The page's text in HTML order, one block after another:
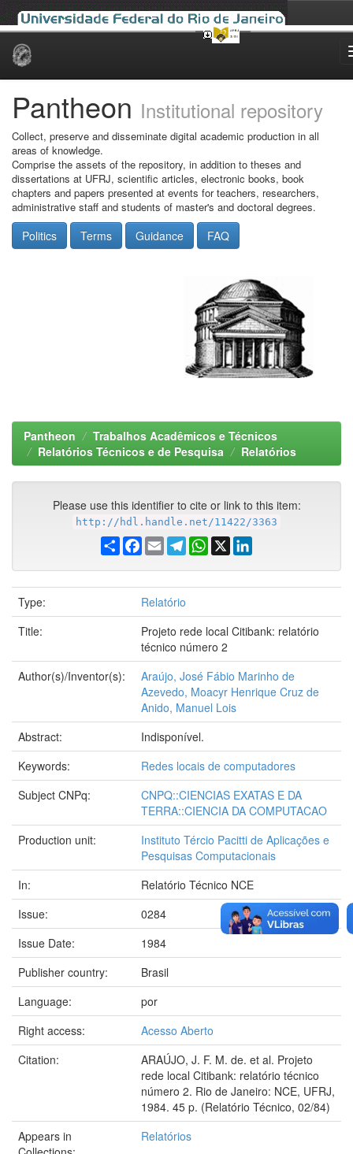
Skip
Pantheon Institutional repository
Collect, preserve and disseminate digital academic production in all
areas of knowledge.
Comprise the assets of the repository, in addition to theses and
dissertations at UFRJ, scientific articles, electronic books, book
chapters and papers presented at events for teachers, researchers,
administrative staff and students of master's and doctoral degrees.
Politics Terms Guidance FAQ
Pantheon
Trabalhos Acadêmicos e Técnicos
Relatórios Técnicos e de Pesquisa
Relatórios
Please use this identifier to cite or link to this item:
http://hdl.handle.net/11422/3363
ShareFacebook
EmailTelegramWhatsApp
X
Type:
Relatório
Title:
Projeto rede local Citibank: relatório
técnico número 2
Author(s)/Inventor(s):
Araújo, José Fábio Marinho de
Azevedo, Moacyr Henrique Cruz de
Anido, Manuel Lois
Abstract:
Indisponível.
Keywords:
Redes locais de computadores
Subject CNPq:
CNPQ::CIENCIAS EXATAS E DA
TERRA::CIENCIA DA COMPUTACAO
Production unit:
Instituto Tércio Pacitti de Aplicações e
Pesquisas Computacionais
In:
Relatório Técnico NCE
Issue:
0284
Issue Date:
1984
Publisher country:
Brasil
Language:
por
Right access:
Acesso Aberto
Citation:
ARAÚJO, J. F. M. de. et al. Projeto
rede local Citibank: relatório técnico
número 2. Rio de Janeiro: NCE, UFRJ,
1984. 45 p. (Relatório Técnico, 02/84)
Appears in
Relatórios